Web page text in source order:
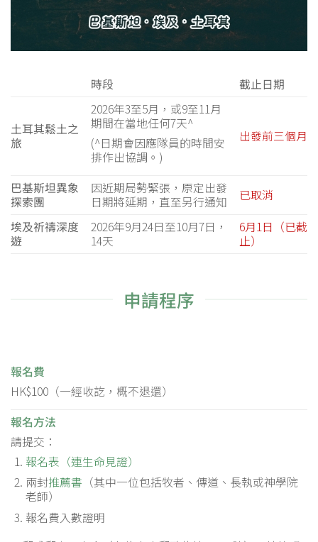
時段 截止日期
土耳其鬆土之
旅
2026年3至5月，或9至11月
期間在當地任何7天^
(^日期會因應隊員的時間安
排作出協調。)
出發前三個月
巴基斯坦異象
探索團
因近期局勢緊張，原定出發
日期將延期，直至另行通知
已取消
埃及祈禱深度
遊
2026年9月24日至10月7日，
14天
6月1日（已截
止）
申請程序
報名費
HK$100（一經收訖，概不退還）
報名方法
請提交：
報名表（連生命見證）
兩封推薦書 （其中一位包括牧者、傳道、長執或神學院
老師）
報名費入數證明